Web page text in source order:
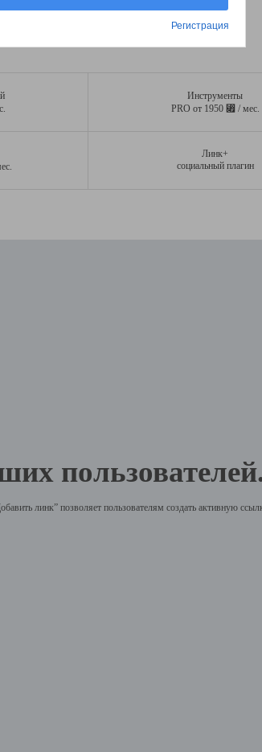
Инструменты
PRO от 1950 ⃏ / мес.
Линк+
социальный плагин
линк” позволяет пользователям создать активную
Регистрация